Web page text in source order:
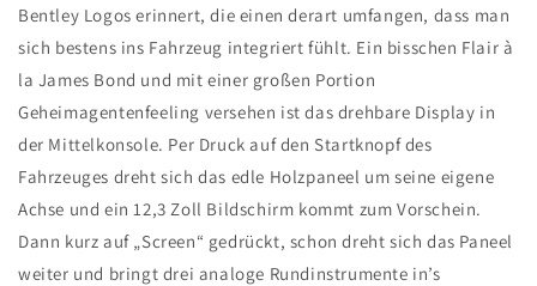
Bentley Logos erinnert, die einen derart umfangen, dass man
sich bestens ins Fahrzeug integriert fühlt. Ein bisschen Flair à
la James Bond und mit einer großen Portion
Geheimagentenfeeling versehen ist das drehbare Display in
der Mittelkonsole. Per Druck auf den Startknopf des
Fahrzeuges dreht sich das edle Holzpaneel um seine eigene
Achse und ein 12,3 Zoll Bildschirm kommt zum Vorschein.
Dann kurz auf „Screen“ gedrückt, schon dreht sich das Paneel
weiter und bringt drei analoge Rundinstrumente in’s